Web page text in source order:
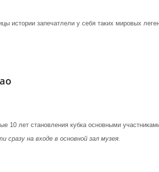
истории запечатлели у себя таких мировых
10 лет становления кубка основными
сразу на входе в основной зал музея.